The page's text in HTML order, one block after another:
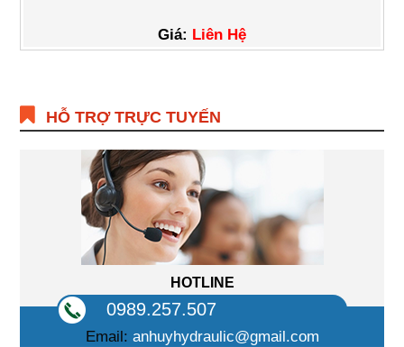
Giá: Liên Hệ
HỖ TRỢ TRỰC TUYẾN
HOTLINE
0989.257.507
Email: anhuyhydraulic@gmail.com